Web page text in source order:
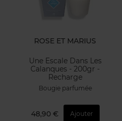
ROSE ET MARIUS
Une Escale Dans Les
Calanques - 200gr -
Recharge
Bougie parfumée
48,90 € Ajouter